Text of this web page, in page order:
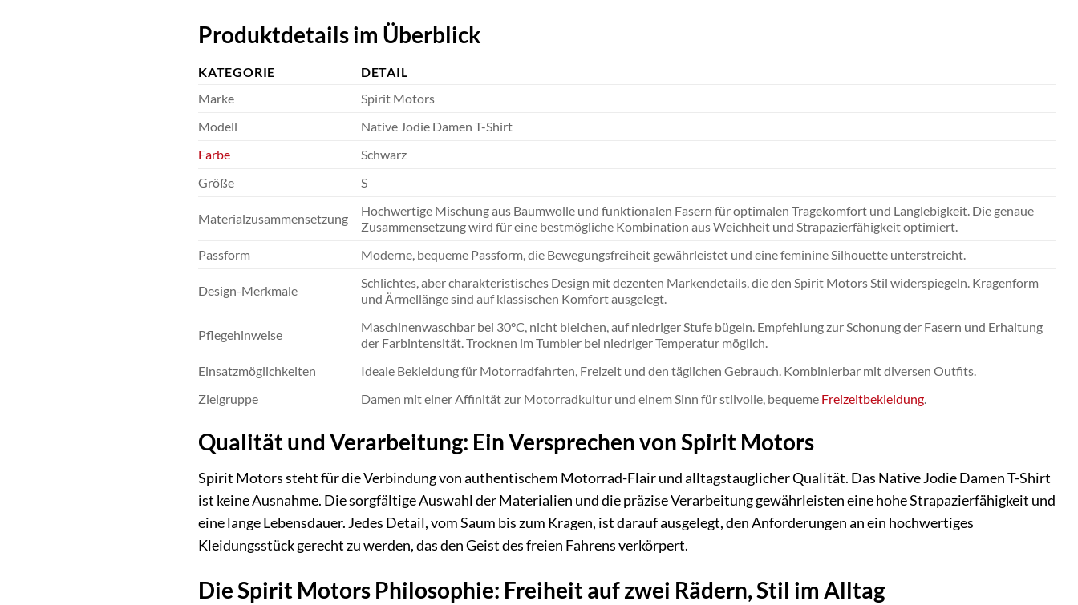
Produktdetails im Überblick
KATEGORIE
DETAIL
Marke
Spirit Motors
Modell
Native Jodie Damen T-Shirt
Farbe
Schwarz
Größe
S
Materialzusammensetzung
Hochwertige Mischung aus Baumwolle und funktionalen Fasern für optimalen Tragekomfort und Langlebigkeit. Die genaue
Zusammensetzung wird für eine bestmögliche Kombination aus Weichheit und Strapazierfähigkeit optimiert.
Passform
Moderne, bequeme Passform, die Bewegungsfreiheit gewährleistet und eine feminine Silhouette unterstreicht.
Design-Merkmale
Schlichtes, aber charakteristisches Design mit dezenten Markendetails, die den Spirit Motors Stil widerspiegeln. Kragenform
und Ärmellänge sind auf klassischen Komfort ausgelegt.
Pflegehinweise
Maschinenwaschbar bei 30°C, nicht bleichen, auf niedriger Stufe bügeln. Empfehlung zur Schonung der Fasern und Erhaltung
der Farbintensität. Trocknen im Tumbler bei niedriger Temperatur möglich.
Einsatzmöglichkeiten
Ideale Bekleidung für Motorradfahrten, Freizeit und den täglichen Gebrauch. Kombinierbar mit diversen Outfits.
Zielgruppe
Damen mit einer Affinität zur Motorradkultur und einem Sinn für stilvolle, bequeme Freizeitbekleidung.
Qualität und Verarbeitung: Ein Versprechen von Spirit Motors
Spirit Motors steht für die Verbindung von authentischem Motorrad-Flair und alltagstauglicher Qualität. Das Native Jodie Damen T-Shirt
ist keine Ausnahme. Die sorgfältige Auswahl der Materialien und die präzise Verarbeitung gewährleisten eine hohe Strapazierfähigkeit und
eine lange Lebensdauer. Jedes Detail, vom Saum bis zum Kragen, ist darauf ausgelegt, den Anforderungen an ein hochwertiges
Kleidungsstück gerecht zu werden, das den Geist des freien Fahrens verkörpert.
Die Spirit Motors Philosophie: Freiheit auf zwei Rädern, Stil im Alltag